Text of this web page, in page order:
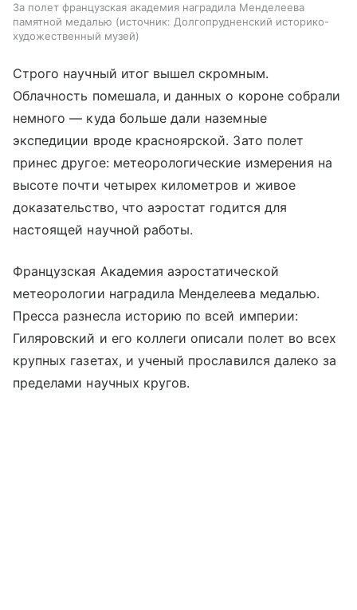
За полет французская академия наградила Менделеева
памятной медалью
источник: Долгопрудненский историко-
художественный музей
Строго научный итог вышел скромным.
Облачность помешала, и данных о короне собрали
немного — куда больше дали наземные
экспедиции вроде красноярской. Зато полет
принес другое: метеорологические измерения на
высоте почти четырех километров и живое
доказательство, что аэростат годится для
настоящей научной работы.
Французская Академия аэростатической
метеорологии наградила Менделеева медалью.
Пресса разнесла историю по всей империи:
Гиляровский и его коллеги описали полет во всех
крупных газетах, и ученый прославился далеко за
пределами научных кругов.